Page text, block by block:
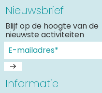
Nieuwsbrief
Blijf op de hoogte van de
nieuwste activiteiten
Informatie